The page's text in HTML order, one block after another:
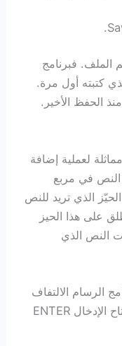
الملف. فبرنامج
كتبته أول مرة.
الحفظ الأخير.
لعملية إضافة
في مربع
الذي تريد للنص
على هذا الحيز
النص الذي
الرسام الالتفاف
التلقائي، وبالتالي يجب عليك ضغط مفتاح الإدخال ENTER